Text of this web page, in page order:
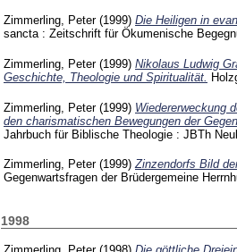
Zimmerling, Peter (1999) Die Heiligen in
sancta : Zeitschrift für Ökumenische
Zimmerling, Peter (1999) Nikolaus Ludwig
Geschichte, Theologie und Spiritualität.
Zimmerling, Peter (1999) Wiedererweckung
den charismatischen Bewegungen der
Jahrbuch für Biblische Theologie : JBTh
Zimmerling, Peter (1999)Zinzendorfs Bild
Gegenwartsfragen der Brüdergemeine
1998